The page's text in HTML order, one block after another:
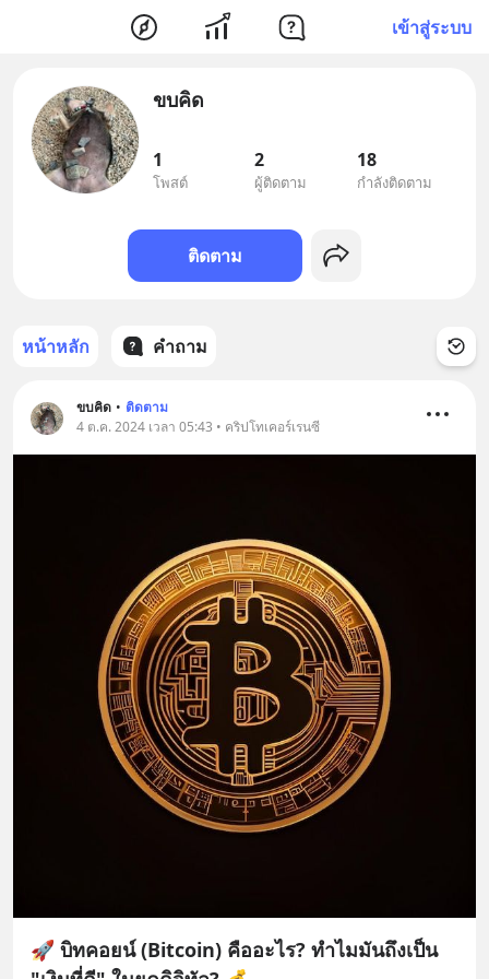
เข้าสู่ระบบ
ขบคิด
1
โพสต์
2
ผู้ติดตาม
18
กำลังติดตาม
ติดตาม
หน้าหลัก คำถาม
ขบคิด • ติดตาม
4 ต.ค. 2024 เวลา 05:43 • คริปโทเคอร์เรนซี
🚀 บิทคอยน์ (Bitcoin) คืออะไร? ทำไมมันถึงเป็น